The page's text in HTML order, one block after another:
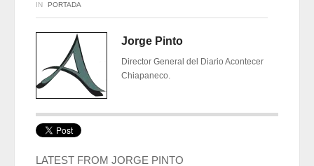
IN PORTADA
Jorge Pinto
Director General del Diario Acontecer
Chiapaneco.
LATEST FROM JORGE PINTO